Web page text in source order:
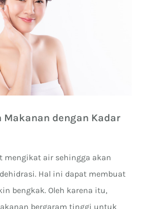
Makanan dengan Kadar
mengikat air sehingga akan
Hal ini dapat membuat
bengkak. Oleh karena itu,
bergaram tinggi untuk